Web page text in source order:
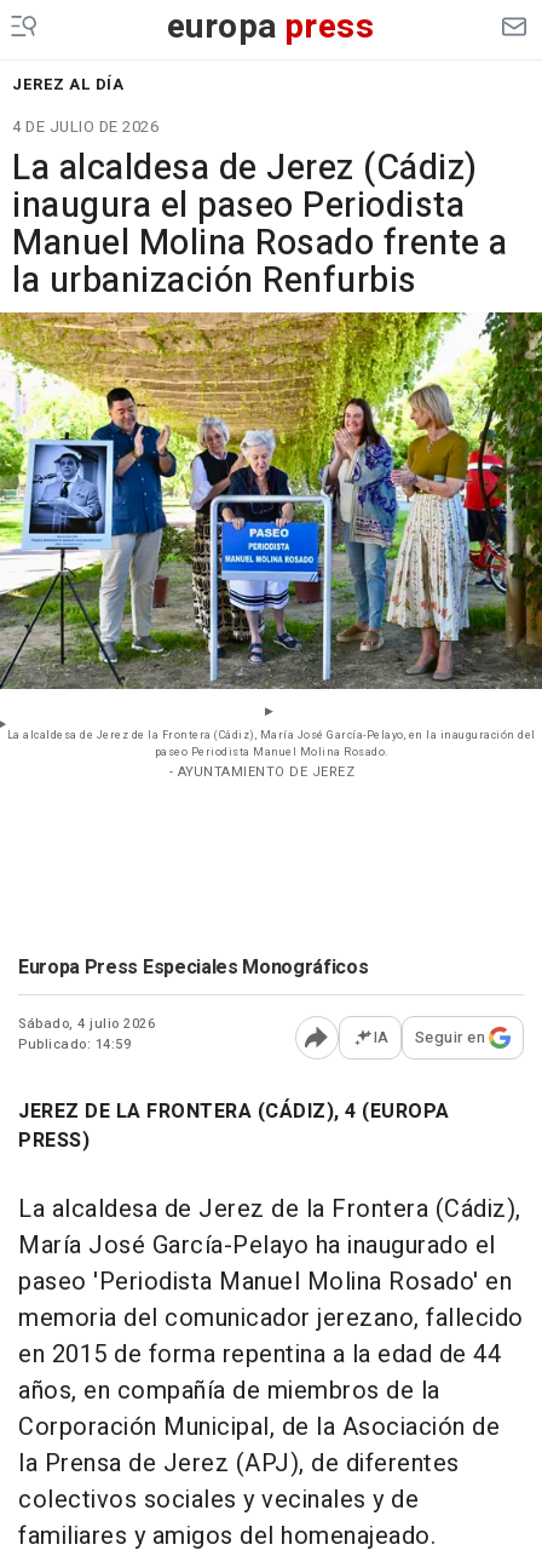
europa press
JEREZ AL DÍA
4 DE JULIO DE 2026
La alcaldesa de Jerez (Cádiz)
inaugura el paseo Periodista
Manuel Molina Rosado frente a
la urbanización Renfurbis
La alcaldesa de Jerez de la Frontera (Cádiz), María José García-Pelayo, en la inauguración del
paseo Periodista Manuel Molina Rosado.
- AYUNTAMIENTO DE JEREZ
Europa Press Especiales Monográficos
Sábado, 4 julio 2026
Publicado: 14:59
Abrir opciones para
IA Seguir en
JEREZ DE LA FRONTERA (CÁDIZ), 4 (EUROPA
PRESS)
La alcaldesa de Jerez de la Frontera (Cádiz),
María José García-Pelayo ha inaugurado el
paseo 'Periodista Manuel Molina Rosado' en
memoria del comunicador jerezano, fallecido
en 2015 de forma repentina a la edad de 44
años, en compañía de miembros de la
Corporación Municipal, de la Asociación de
la Prensa de Jerez (APJ), de diferentes
colectivos sociales y vecinales y de
familiares y amigos del homenajeado.